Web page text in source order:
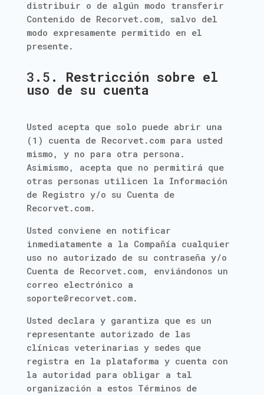
distribuir o de algún modo transferir
Contenido de Recorvet.com, salvo del
modo expresamente permitido en el
presente.
3.5. Restricción sobre el
uso de su cuenta
Usted acepta que solo puede abrir una
(1) cuenta de Recorvet.com para usted
mismo, y no para otra persona.
Asimismo, acepta que no permitirá que
otras personas utilicen la Información
de Registro y/o su Cuenta de
Recorvet.com.
Usted conviene en notificar
inmediatamente a la Compañía cualquier
uso no autorizado de su contraseña y/o
Cuenta de Recorvet.com, enviándonos un
correo electrónico a
soporte@recorvet.com.
Usted declara y garantiza que es un
representante autorizado de las
clínicas veterinarias y sedes que
registra en la plataforma y cuenta con
la autoridad para obligar a tal
organización a estos Términos de